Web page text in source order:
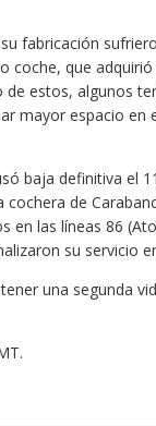
fabricación
coche, que
estos, algunos
mayor espacio en
baja definitiva el
de
en las líneas 86
su servicio
una segunda